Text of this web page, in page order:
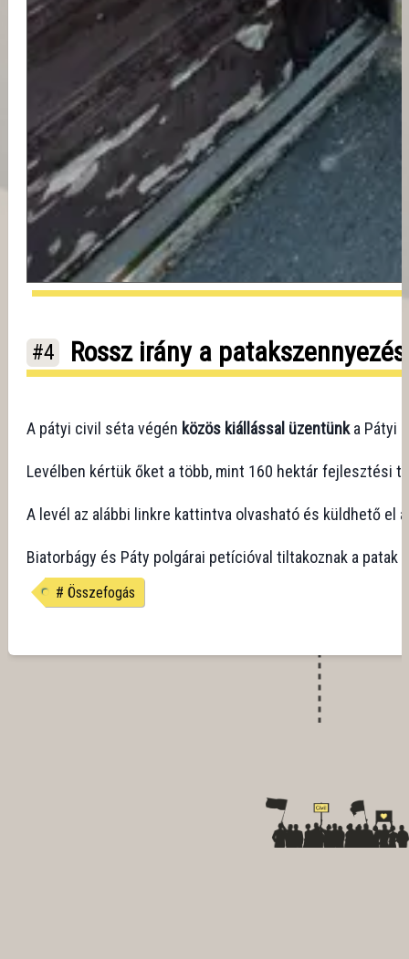
#4 Rossz irány a
A pátyi civil séta végén közös kiállással üzentünka Pátyi
Levélben kértük őket a több, mint 160 hektár fejlesztési
A levél az alábbi linkre kattintva olvasható és küldhető el
Biatorbágy és Páty polgárai petícióval tiltakoznak a
# Összefogás